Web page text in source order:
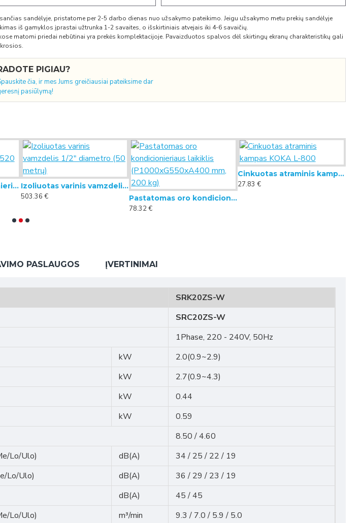
PIGIAU?
čia, ir mes Jums greičiausiai pateiksime dar
pasiūlymą!
sandėlyje, pristatome per 2-5 darbo dienas nuo užsakymo pateikimo. Jeigu užsakymo metu prekių sandėlyje
iš gamyklos įprastai užtrunka 1-2 savaites, o išskirtiniais atvejais iki 4-6 savaičių.
matomi priedai nebūtinai yra prekės komplektacijoje. Pavaizduotos spalvos dėl skirtingų ekranų charakteristikų gali
Stoginis oro kondicionieriaus laikiklis 520 mm, 140 kg
Izoliuotas varinis vamzdelis 1/2" diametro (50 metrų)
503.36 €
Pastatomas oro kondicionieriaus laikiklis (P1000xG550xA400 mm, 200 kg)
78.32 €
Cinkuotas atraminis kampas KOKA L-800
27.83 €
PASLAUGOS ĮVERTINIMAI
SRK20ZS-W
SRC20ZS-W
1Phase, 220 - 240V, 50Hz
kW
2.0(0.9~2.9)
kW 2.7(0.9~4.3)
kW
0.44
kW
0.59
8.50 / 4.60
Lo/Ulo) dB(A)
34 / 25 / 22 / 19
Lo/Ulo)
dB(A)
36 / 29 / 23 / 19
dB(A) 45 / 45
Lo/Ulo) m³/min
9.3 / 7.0 / 5.9 / 5.0